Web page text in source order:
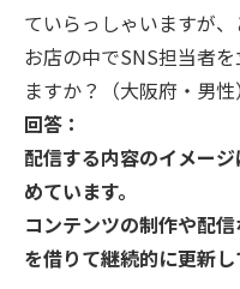
ていらっしゃいますが
お店の中でSNS担当者
ますか？（大阪府・男性）
回答：
配信する内容のイメー
めています。
コンテンツの制作や配
を借りて継続的に更新し